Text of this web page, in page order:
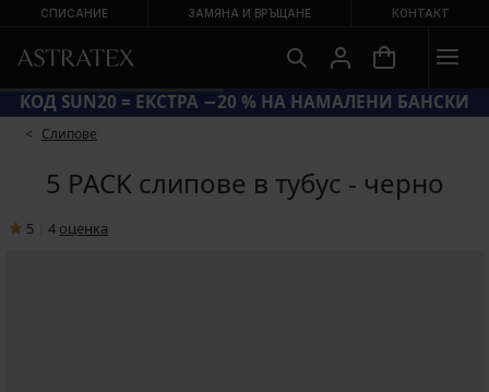
СПИСАНИЕ ЗАМЯНА И ВРЪЩАНЕ КОНТАКТ
КОД SUN20 = ЕКСТРА −20 % НА НАМАЛЕНИ БАНСКИ
Слипове
5 PACK слипове в тубус - черно
5 4 oценка